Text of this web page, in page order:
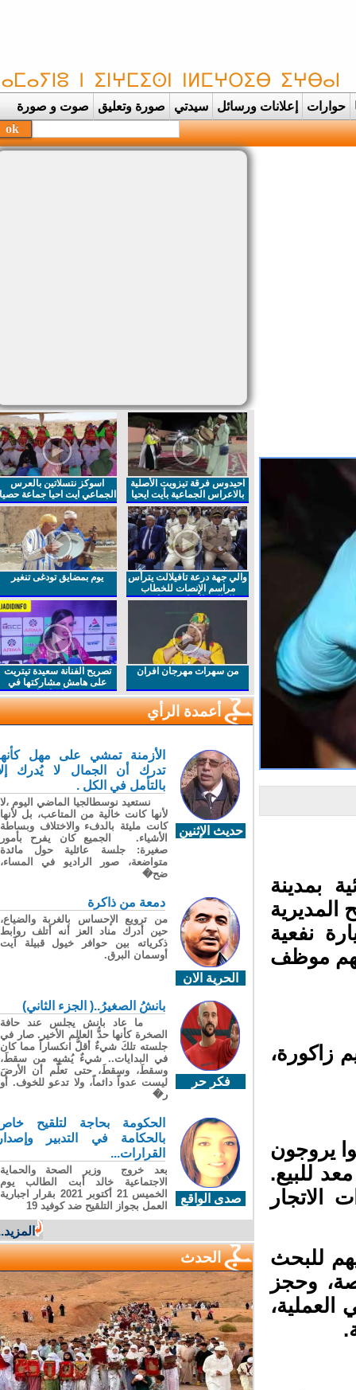
حوارات إعلانات ورسائل سيدتي صورة وتعليق صوت و صورة
بمدينة
نفعية
موظف
زاكورة،
يروجون
للبيع.
للبحث
وحجز
احيدوس فرقة تيزويت الأصلية
بالاعراس الجماعية بأيت ايحيا
اسوكز نتسلاتين بالعرس
الجماعي ايت احيا جماعة حصيا
والي جهة درعة تافيلالت يترأس
مراسم الإنصات للخطاب
الملكي السامي بمناسبة
يوم بمضايق تودغى تنغير
من سهرات مهرجان افران
تصريح الفنانة سعيدة تيتريت
على هامش مشاركتها في
مهرجان افران
أعمدة الرأي
حديث الإثنين
الأزمنة تمشي على مهل كأنها
تدرك أن الجمال لا يُدرك إلا
بالتأمل في الكل .
نستعيد نوسطالجيا الماضي اليوم ،لا
لأنها كانت خالية من المتاعب، بل لأنها
كانت مليئة بالدفء والاختلاف وبساطة
الأشياء. الجميع كان يفرح بأمور
صغيرة: جلسة عائلية حول مائدة
متواضعة، صور الراديو في المساء،
ضح�
الحرية الان
دمعة من ذاكرة
من ترويع الإحساس بالغربة والضياع،
حين أدرك مناد العز أنه أتلف روابط
ذكرياته بين حوافر خيول قبيلة آيت
أوسمان البرق.
فكر حر
بانشُ الصغيرُ..( الجزء الثاني)
ما عاد بانش يجلس عند حافة
الصخرة كأنها حدُّ العالم الأخير. صار في
جلسته تلكَ شيءٌ أقلُّ انكساراً مما كان
في البدايات.. شيءٌ يُشبِه من سقطَ،
وسقطَ، وسقطَ، حتى تعلّم أن الأرضَ
ليست عدواً دائماً، ولا تدعو للخوف. أو
ر�
صدى الواقع
الحكومة بحاجة لتلقيح خاص
بالحكامة في التدبير وإصدار
القرارات...
بعد خروج وزير الصحة والحماية
الاجتماعية خالد أبت الطالب يوم
الخميس 21 أكتوبر 2021 بقرار اجبارية
العمل بجواز التلقيح ضد كوفيد 19
المزيد...
الحدث